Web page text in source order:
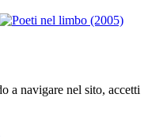
a navigare nel sito, accetti